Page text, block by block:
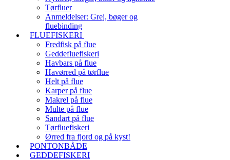
Tørfluer
Anmeldelser: Grej, bøger og
fluebinding
FLUEFISKERI
Fredfisk på flue
Geddefluefiskeri
Havbars på flue
Havørred på tørflue
Helt på flue
Karper på flue
Makrel på flue
Multe på flue
Sandart på flue
Tørfluefiskeri
Ørred fra fjord og på kyst!
PONTONBÅDE
GEDDEFISKERI